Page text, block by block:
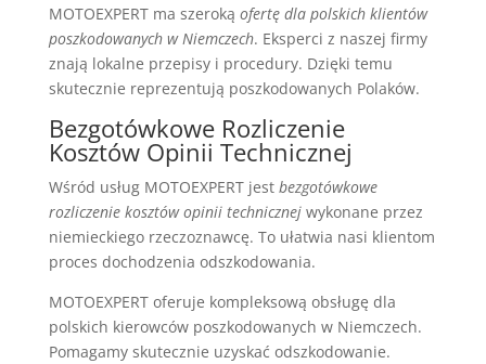
MOTOEXPERT ma szeroką ofertę dla polskich klientów
poszkodowanych w Niemczech. Eksperci z naszej firmy
znają lokalne przepisy i procedury. Dzięki temu
skutecznie reprezentują poszkodowanych Polaków.
Bezgotówkowe Rozliczenie
Kosztów Opinii Technicznej
Wśród usług MOTOEXPERT jest bezgotówkowe
rozliczenie kosztów opinii technicznejwykonane przez
niemieckiego rzeczoznawcę. To ułatwia nasi klientom
proces dochodzenia odszkodowania.
MOTOEXPERT oferuje kompleksową obsługę dla
polskich kierowców poszkodowanych w Niemczech.
Pomagamy skutecznie uzyskać odszkodowanie.